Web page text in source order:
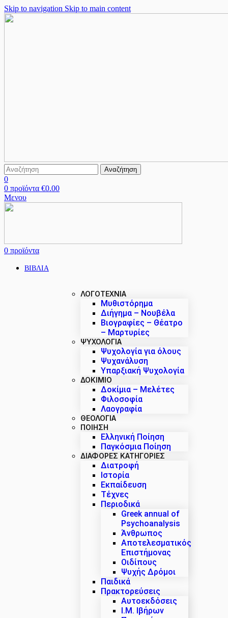
Skip to navigation Skip to main content
Αναζήτηση
0
0 προϊόντα €0.00
Μενου
0 προϊόντα
ΒΙΒΛΙΑ
ΛΟΓΟΤΕΧΝΙΑ
Μυθιστόρημα
Διήγημα – Νουβέλα
Βιογραφίες – Θέατρο
– Μαρτυρίες
ΨΥΧΟΛΟΓΙΑ
Ψυχολογία για όλους
Ψυχανάλυση
Υπαρξιακή Ψυχολογία
ΔΟΚΊΜΙΟ
Δοκίμια – Μελέτες
Φιλοσοφία
Λαογραφία
ΘΕΟΛΟΓΙΑ
ΠΟΙΗΣΗ
Ελληνική Ποίηση
Παγκόσμια Ποίηση
ΔΙΑΦΟΡΕΣ ΚΑΤΗΓΟΡΙΕΣ
Διατροφή
Ιστορία
Εκπαίδευση
Τέχνες
Περιοδικά
Greek annual of
Psychoanalysis
Άνθρωπος
Αποτελεσματικός
Επιστήμονας
Οιδίπους
Ψυχής Δρόμοι
Παιδικά
Πρακτoρεύσεις
Αυτοεκδόσεις
Ι.Μ. Ιβήρων